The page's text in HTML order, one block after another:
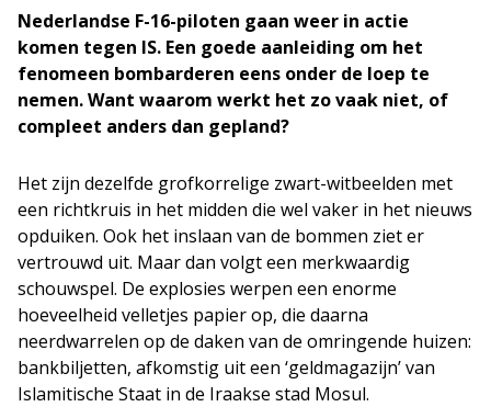
Nederlandse F-16-piloten gaan weer in actie
komen tegen IS. Een goede aanleiding om het
fenomeen bombarderen eens onder de loep te
nemen. Want waarom werkt het zo vaak niet, of
compleet anders dan gepland?
Het zijn dezelfde grofkorrelige zwart-witbeelden met
een richtkruis in het midden die wel vaker in het nieuws
opduiken. Ook het inslaan van de bommen ziet er
vertrouwd uit. Maar dan volgt een merkwaardig
schouwspel. De explosies werpen een enorme
hoeveelheid velletjes papier op, die daarna
neerdwarrelen op de daken van de omringende huizen:
bankbiljetten, afkomstig uit een ‘geldmagazijn’ van
Islamitische Staat in de Iraakse stad Mosul.